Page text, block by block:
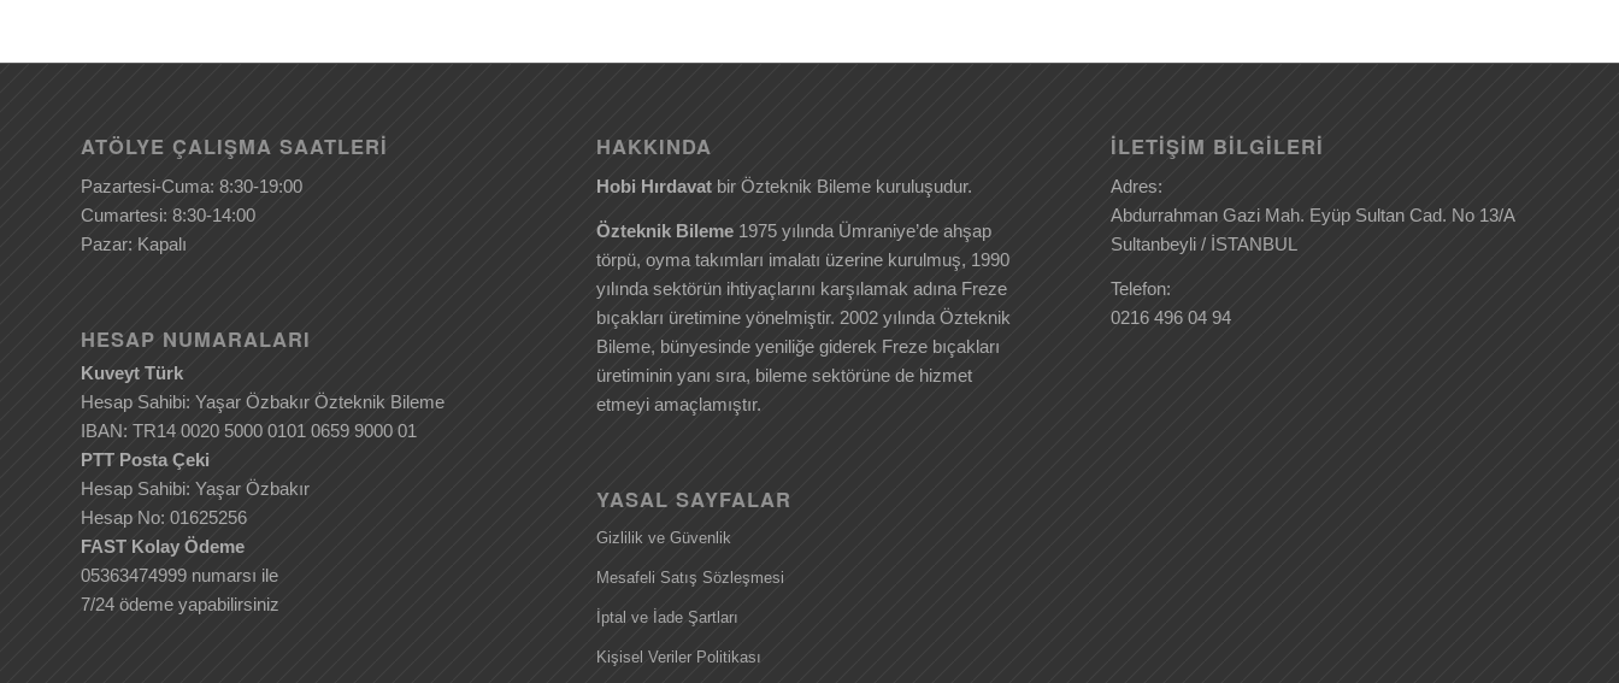
ATÖLYE ÇALIŞMA SAATLERI
Pazartesi-Cuma: 8:30-19:00
Cumartesi: 8:30-14:00
Pazar: Kapalı
HESAP NUMARALARI
Kuveyt Türk
Hesap Sahibi: Yaşar Özbakır Özteknik Bileme
IBAN: TR14 0020 5000 0101 0659 9000 01
PTT Posta Çeki
Hesap Sahibi: Yaşar Özbakır
Hesap No: 01625256
FAST Kolay Ödeme
05363474999 numarsı ile
7/24 ödeme yapabilirsiniz
HAKKINDA
Hobi Hırdavatbir Özteknik Bileme kuruluşudur.
Özteknik Bileme1975 yılında Ümraniye’de ahşap
törpü, oyma takımları imalatı üzerine kurulmuş, 1990
yılında sektörün ihtiyaçlarını karşılamak adına Freze
bıçakları üretimine yönelmiştir. 2002 yılında Özteknik
Bileme, bünyesinde yeniliğe giderek Freze bıçakları
üretiminin yanı sıra, bileme sektörüne de hizmet
etmeyi amaçlamıştır.
YASAL SAYFALAR
Gizlilik ve Güvenlik
Mesafeli Satış Sözleşmesi
İptal ve İade Şartları
Kişisel Veriler Politikası
İLETIŞIM BILGILERI
Adres:
Abdurrahman Gazi Mah. Eyüp Sultan Cad. No 13/A
Sultanbeyli / İSTANBUL
Telefon:
0216 496 04 94